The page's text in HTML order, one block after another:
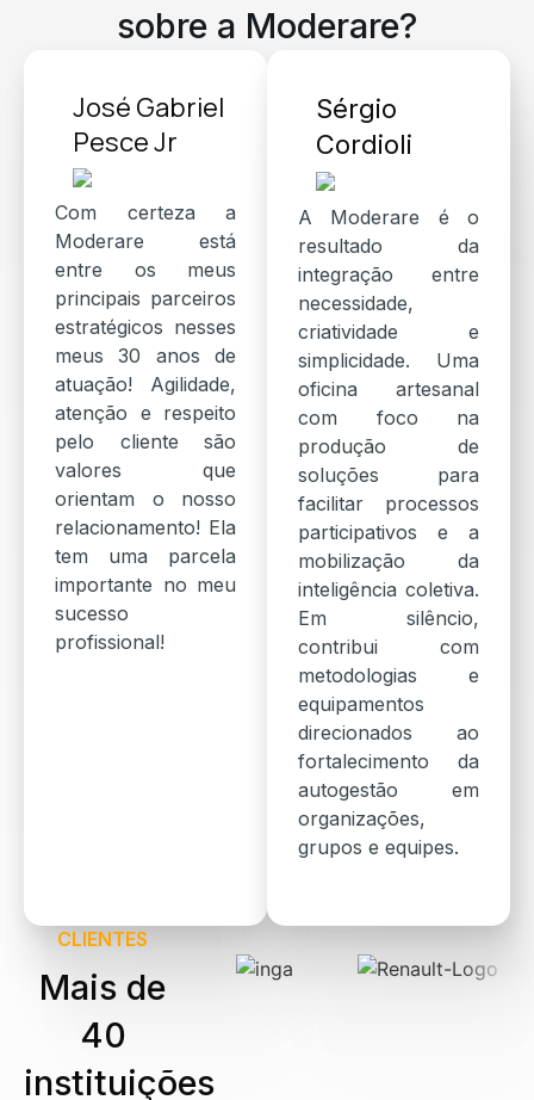
sobre a Moderare?
Com certeza a
Moderare está
entre os meus
principais parceiros
estratégicos nesses
meus 30 anos de
atuação! Agilidade,
atenção e respeito
pelo cliente são
valores que
orientam o nosso
relacionamento! Ela
tem uma parcela
importante no meu
sucesso
profissional!
José Gabriel
Pesce Jr
A Moderare é o
resultado da
integração entre
necessidade,
criatividade e
simplicidade. Uma
oficina artesanal
com foco na
produção de
soluções para
facilitar processos
participativos e a
mobilização da
inteligência coletiva.
Em silêncio,
contribui com
metodologias e
equipamentos
direcionados ao
fortalecimento da
autogestão em
organizações,
grupos e equipes.
Sérgio
Cordioli
CLIENTES
Mais de
40
instituições